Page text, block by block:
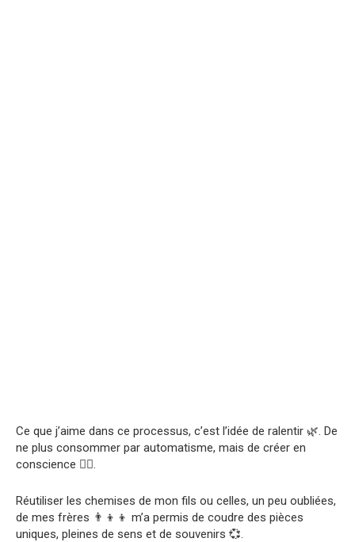
Ce que j’aime dans ce processus, c’est l’idée de ralentir 🌿. De
ne plus consommer par automatisme, mais de créer en
conscience 🧘‍♀️.
Réutiliser les chemises de mon fils ou celles, un peu oubliées,
de mes frères 👨‍👦‍👦 m’a permis de coudre des pièces
uniques, pleines de sens et de souvenirs 💞.